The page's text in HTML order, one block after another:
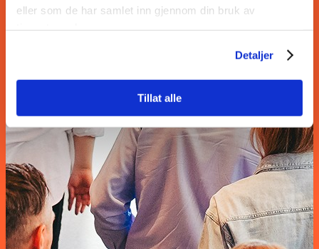
eller som de har samlet inn gjennom din bruk av
Detaljer
Tillat alle